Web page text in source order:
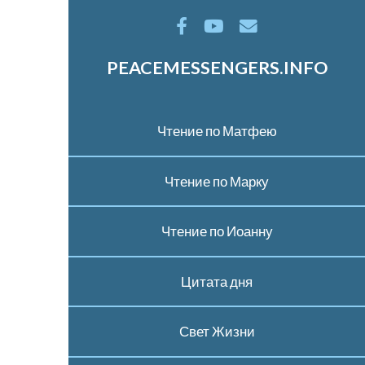
PEACEMESSENGERS.INFO
Чтение по Матфею
Чтение по Марку
Чтение по Иоанну
Цитата дня
Свет Жизни